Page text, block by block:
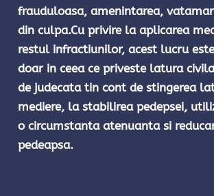
frauduloasa, amenintarea,
din culpa.Cu privire la aplicarea
restul infractiunilor, acest lucru
doar in ceea ce priveste latura
de judecata tin cont de stingerea
mediere, la stabilirea pedepsei,
o circumstanta atenuanta si
pedeapsa.